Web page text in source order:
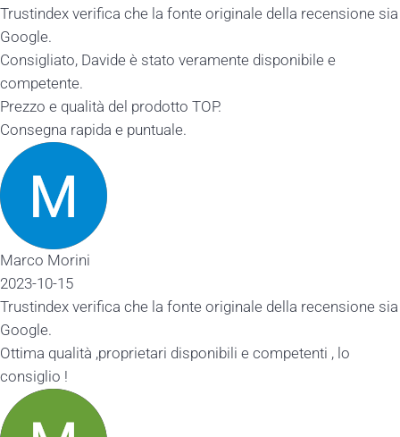
Trustindex verifica che la fonte originale della recensione sia
Google.
Consigliato, Davide è stato veramente disponibile e
competente.
Prezzo e qualità del prodotto TOP.
Consegna rapida e puntuale.
Marco Morini
2023-10-15
Trustindex verifica che la fonte originale della recensione sia
Google.
Ottima qualità ,proprietari disponibili e competenti , lo
consiglio !